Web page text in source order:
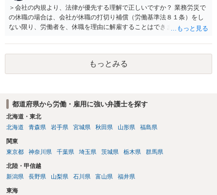
費・未回収費用のみ」に限定する、などが典型です。 ・弁護士に契約
前に契約書の内容をレビューしてもらう価値は十分にあると思われま
す。 争点は、契約類型が雇用か業務委託か、実態として労働者性があ
るか、解除事由が双方にどう定められているか、違約金の算定根拠が
合理的か、という複数論点に分かれます。契約前なら、交渉のパワー
バランスの問題もありますが、修正余地があるうえ、後から争うより
コストを抑えやすいので、資料等を持参の上弁護士に確認されること
をお勧めします。 ・事務所側の解除でも、解除理由によってはタレン
は、合理性や対価性を欠くとして争いやすいです。逆に、タレント側
あります。
＞会社の内規より、法律が優先する理解で正しいですか？ 業務労災で
の休職の場合は、会社が休職の打切り補償（労働基準法８１条）をし
ない限り、労働者を、休職を理由に解雇することはできません（労働
期間満了による退職は、業務労災への適用はありませんので、ご安心
ください。 仮に会社が打切り補償をせずに解雇した場合は、不当解雇
に当たります。 ＞労災の休業補償と、所得補償保険の保険金とは別
に、受け取れる金銭はありますでしょうか？ 業務労災の場合は、会社
逸失利益等）が認められる可能性が高いと思われます。 また、業務労
災での第三者行為傷害（同僚の不注意等による事故）の場合は、当該
第三者の賠償責任も考えられます。 労災で支払われた分は、損害額か
は、第三者から支払ってもらうことになります。 会社等との交渉が必
要になると思います（良い会社でしたら、自ら話してくると思います
が・・・）。極めて専門的な話ですので、詳細もしくは対応を最寄り
もっとみる
都道府県から労働・雇用に強い弁護士を探す
北海道・東北
北海道
青森県 岩手県 宮城県 秋田県 山形県 福島県
関東
東京都
神奈川県 千葉県 埼玉県 茨城県 栃木県 群馬県
北陸・甲信越
新潟県
長野県 山梨県 石川県 富山県 福井県
東海